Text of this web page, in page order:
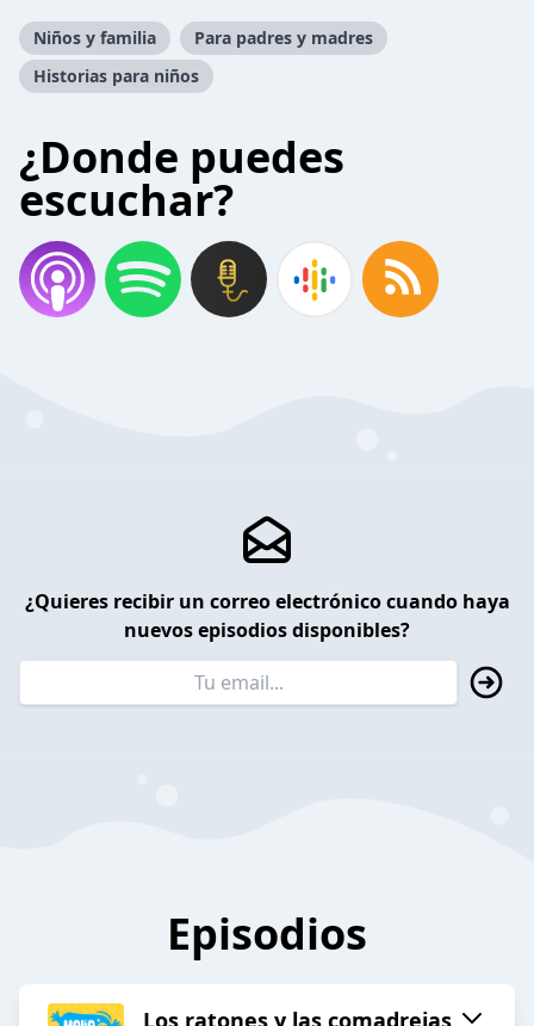
Niños y familia
Para padres y madres
Historias para niños
¿Donde puedes
escuchar?
¿Quieres recibir un correo electrónico cuando haya
nuevos episodios disponibles?
Episodios
Los ratones y las comadrejas